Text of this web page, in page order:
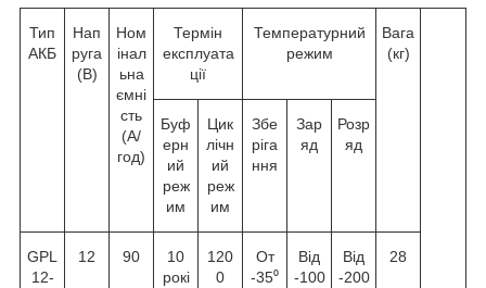
Тип
АКБ
Нап
руга
(В)
Ном
інал
ьна
ємні
сть
(А/
год)
Термін
експлуата
ції
Температурний
режим
Вага
(кг)
Буф
ерн
ий
реж
им
Цик
лічн
ий
реж
им
Збе
ріга
ння
Зар
яд
Розр
яд
GPL
12-
12 90
10
рокі
120
0
От
-35⁰
Від
-100
Від
-200
28